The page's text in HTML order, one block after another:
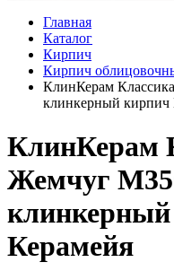
Главная
Каталог
Кирпич
Кирпич
КлинКерам
клинкерный кирпич
КлинКерам
Жемчуг
Керамейя